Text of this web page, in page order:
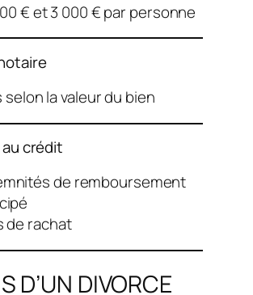
€ et 3 000 € par personne
selon la valeur du bien
au crédit
de remboursement
de rachat
D’UN DIVORCE